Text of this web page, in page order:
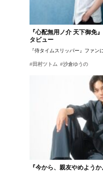
『心配無用ノ介 天下御免
タビュー
『侍タイムスリッパー』ファ
#田村ツトム #沙倉ゆうの
『今から、親友やめよう